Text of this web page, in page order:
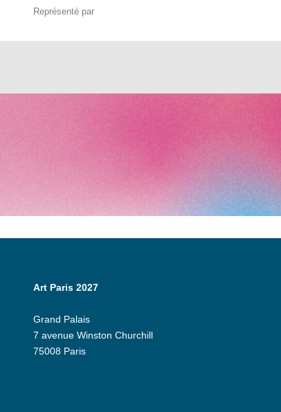
Représenté par
Art Paris 2027
Grand Palais
7 avenue Winston Churchill
75008 Paris